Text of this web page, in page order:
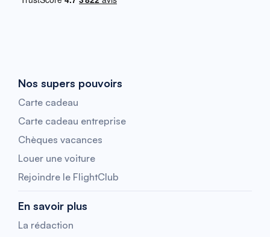
Nos supers pouvoirs
Carte cadeau
Carte cadeau entreprise
Chèques vacances
Louer une voiture
Rejoindre le FlightClub
En savoir plus
La rédaction